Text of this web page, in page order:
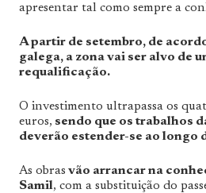
apresentar tal como sempre a
A partir de setembro, de
galega, a zona vai ser alvo de
requalificação.
O investimento ultrapassa os
euros, sendo que os trabalhos
deverão estender-se ao longo
As obras vão arrancar na
Samil, com a substituição do